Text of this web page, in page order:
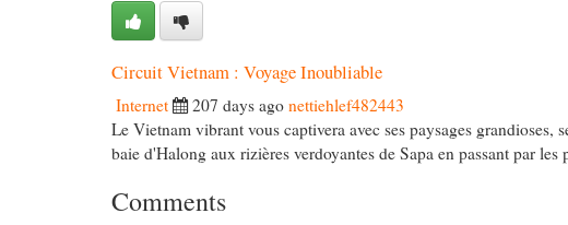
Circuit Vietnam : Voyage Inoubliable
Internet 207 days ago nettiehlef482443
Le Vietnam vibrant vous captivera avec ses paysages grandioses,
baie d'Halong aux rizières verdoyantes de Sapa en passant par les
Comments